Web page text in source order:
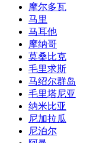
摩尔多瓦
马里
马耳他
摩纳哥
莫桑比克
毛里求斯
马绍尔群岛
毛里塔尼亚
纳米比亚
尼加拉瓜
尼泊尔